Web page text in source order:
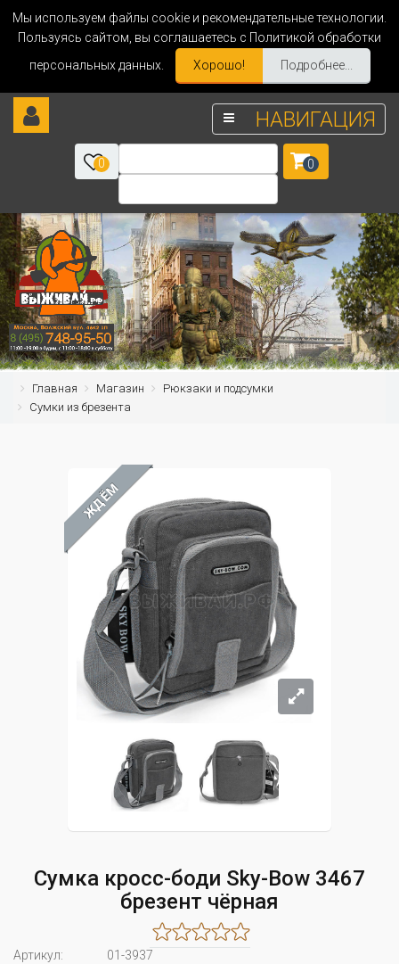
Мы используем файлы cookie и рекомендательные технологии.
Пользуясь сайтом, вы соглашаетесь с Политикой обработки
персональных данных.
Хорошо! Подробнее...
НАВИГАЦИЯ
0 0
Главная Магазин
Рюкзаки и подсумки
Сумки из брезента
ЖДЁМ
Сумка кросс-боди Sky-Bow 3467
брезент чёрная
Артикул:
01-3937